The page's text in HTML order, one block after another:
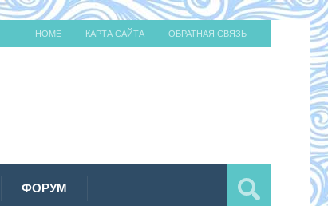
HOME КАРТА САЙТА ОБРАТНАЯ СВЯЗЬ
ФОРУМ